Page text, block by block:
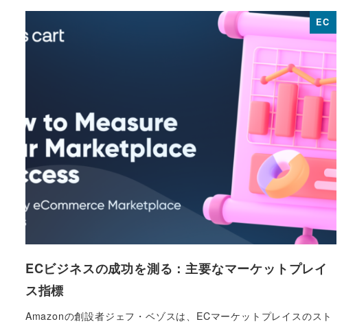
EC
ECビジネスの成功を測る：主要なマーケットプレイ
ス指標
Amazonの創設者ジェフ・ベゾスは、ECマーケットプレイスのスト